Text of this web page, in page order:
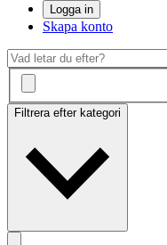
Logga in
Skapa konto
Filtrera efter kategori